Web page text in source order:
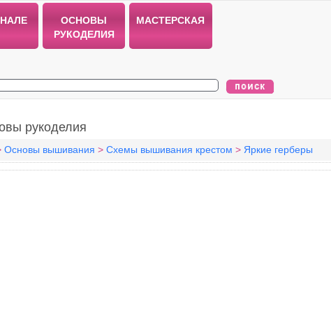
ОСНОВЫ
РУКОДЕЛИЯ
МАСТЕРСКАЯ
рукоделия
Основы вышивания > Схемы вышивания крестом > Яркие герберы